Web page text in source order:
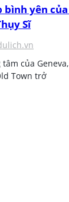
bình yên của
Sĩ
của Geneva,
Town trở